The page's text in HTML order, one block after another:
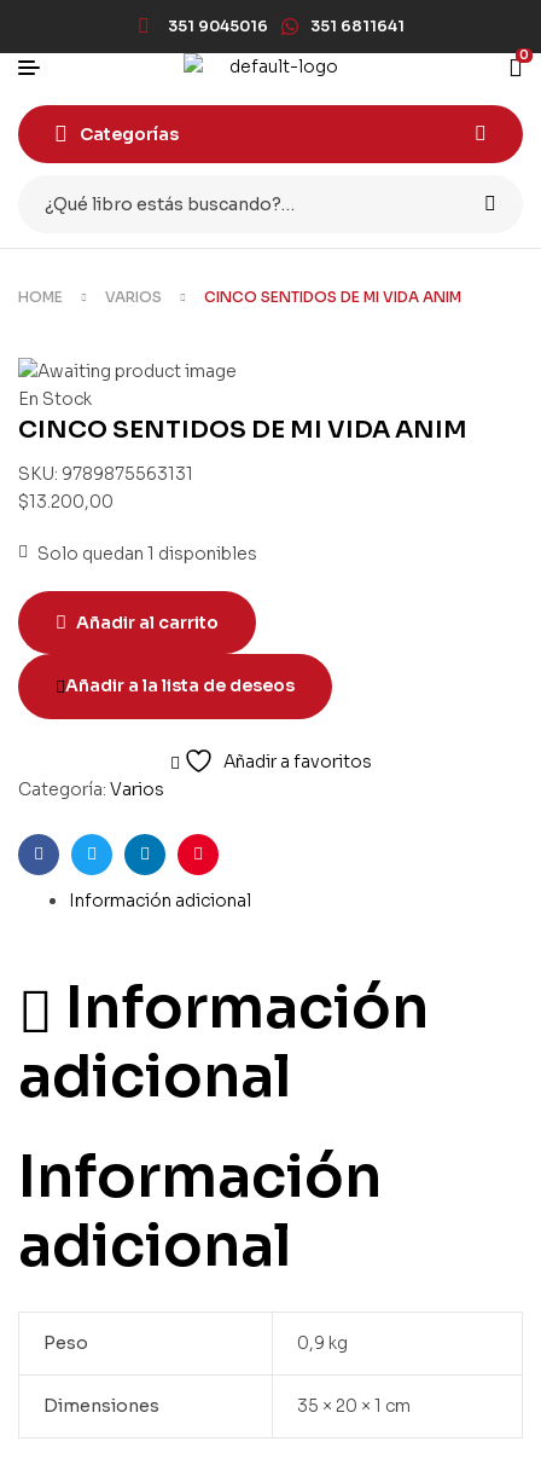
351 9045016 351 6811641
0
Categorías
HOME VARIOS CINCO SENTIDOS DE MI VIDA ANIM
En Stock
CINCO SENTIDOS DE MI VIDA ANIM
SKU: 9789875563131
$13.200,00
Solo quedan 1 disponibles
Añadir al carrito
Añadir a la lista de deseos
Añadir a favoritos
Categoría: Varios
FacebookTwitterLinkedinPinterest
Información adicional
Información
adicional
Información
adicional
Peso 0,9 kg
Dimensiones 35 × 20 × 1 cm